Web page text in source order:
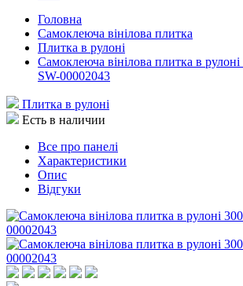
Головна
Самоклеюча вінілова плитка
Плитка в рулоні
Самоклеюча вінілова плитка в
SW-00002043
Плитка в рулоні
Есть в наличии
Все про панелi
Характеристики
Опис
Вiдгуки